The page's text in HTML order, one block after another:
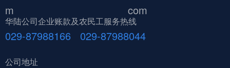
m
com
公司地址
华陆公司企业账款及农民工服务热线
029-87988166 029-87988044